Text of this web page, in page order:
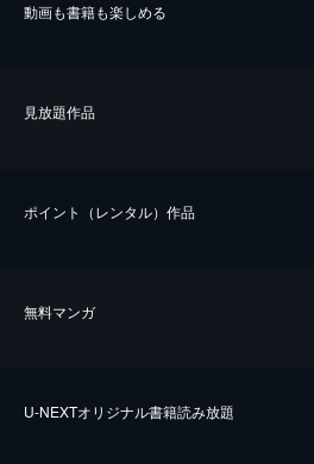
動画も書籍も楽しめる
⾒放題作品
ポイント（レンタル）作品
無料マンガ
U-NEXTオリジナル書籍読み放題